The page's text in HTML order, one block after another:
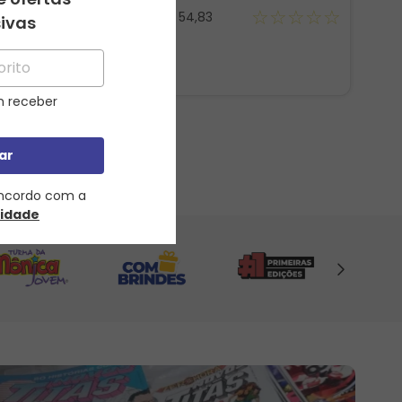
☆☆ 54,83 ☆☆☆☆☆
receber
com a